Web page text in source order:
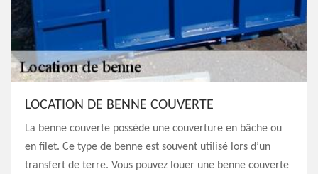
LOCATION DE BENNE COUVERTE
La benne couverte possède une couverture en bâche ou
en filet. Ce type de benne est souvent utilisé lors d’un
transfert de terre. Vous pouvez louer une benne couverte